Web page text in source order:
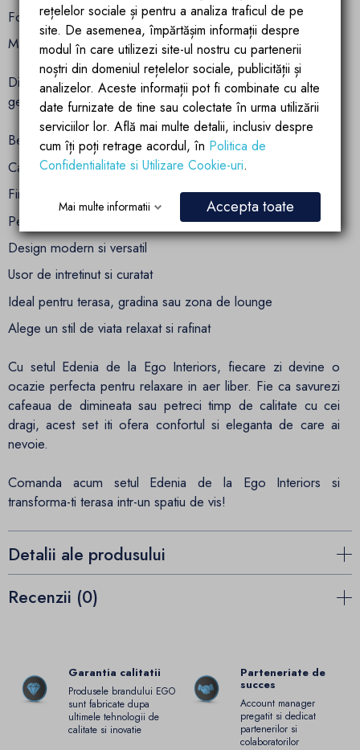
Fotolii (2 bucati): 100 x 97 x 83 cm
Masuta de cafea: 110 x 55 x 38 cm
Dimensiunile sunt perfect echilibrate pentru a oferi spatiu
generos de relaxare, fara a aglomera zona.
Beneficii esentiale ale setului Edenia Ego Interiors:
Cadru solid din aluminiu rezistent la intemperii
Finisaj elegant cu efect de lemn natural
Perne groase pentru confort superior
Design modern si versatil
Usor de intretinut si curatat
Ideal pentru terasa, gradina sau zona de lounge
Alege un stil de viata relaxat si rafinat
Cu setul Edenia de la Ego Interiors, fiecare zi devine o
ocazie perfecta pentru relaxare in aer liber. Fie ca savurezi
cafeaua de dimineata sau petreci timp de calitate cu cei
dragi, acest set iti ofera confortul si eleganta de care ai
nevoie.
Comanda acum setul Edenia de la Ego Interiors si
transforma-ti terasa intr-un spatiu de vis!
Detalii ale produsului
Recenzii (0)
Garantia calitatii
Produsele brandului EGO
sunt fabricate dupa
ultimele tehnologii de
calitate si inovatie
Parteneriate de
succes
Account manager
pregatit si dedicat
partenerilor si
colaboratorilor
rețelelor sociale și pentru a analiza traficul de pe
site. De asemenea, împărtășim informații despre
modul în care utilizezi site-ul nostru cu partenerii
noștri din domeniul rețelelor sociale, publicității și
analizelor. Aceste informații pot fi combinate cu alte
date furnizate de tine sau colectate în urma utilizării
serviciilor lor. Află mai multe detalii, inclusiv despre
cum îți poți retrage acordul, în Politica de
Confidentialitate si Utilizare Cookie-uri.
Mai multe informatii Accepta toate